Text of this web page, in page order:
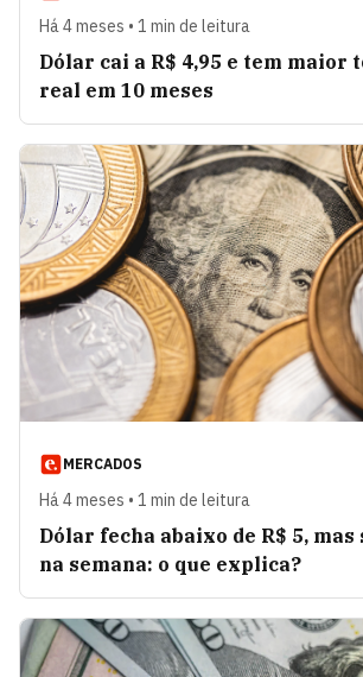
Há 4 meses • 1 min de leitura
Dólar cai a R$ 4,95 e tem maior
real em 10 meses
MERCADOS
Há 4 meses • 1 min de leitura
Dólar fecha abaixo de R$ 5, mas
na semana: o que explica?